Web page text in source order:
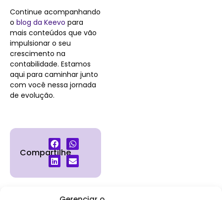
Continue acompanhando
o blog da Keevo para
mais conteúdos que vão
impulsionar o seu
crescimento na
contabilidade. Estamos
aqui para caminhar junto
com você nessa jornada
de evolução.
Compartilhe